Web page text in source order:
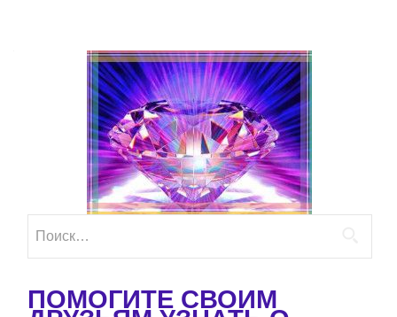
ПОМОГИТЕ СВОИМ